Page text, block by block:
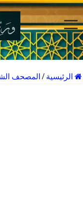
الرئيسية / المصحف